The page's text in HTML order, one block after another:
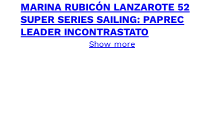
MARINA RUBICÓN LANZAROTE 52
SUPER SERIES SAILING: PAPREC
LEADER INCONTRASTATO
Show more